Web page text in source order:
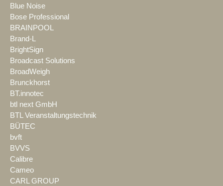
Blue Noise
Bose Professional
BRAINPOOL
Brand-L
BrightSign
Broadcast Solutions
BroadWeigh
Brunckhorst
BT.innotec
btl next GmbH
BTL Veranstaltungstechnik
BÜTEC
bvft
BVVS
Calibre
Cameo
CARL GROUP